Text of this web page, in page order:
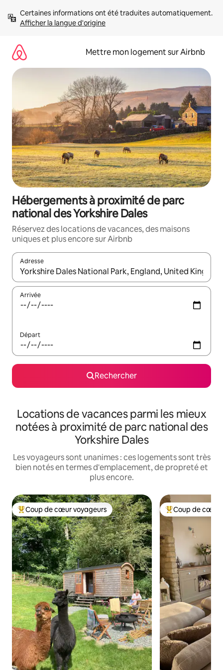
directement
Afficher la langue d'origine
Mettre mon logement sur Airbnb
Hébergements à proximité de parc
national des Yorkshire Dales
Réservez des locations de vacances, des maisons
uniques et plus encore sur Airbnb
Adresse
Lorsque les résultats s'affichent, utilisez les flèches vers le
Arrivée
Départ
Rechercher
Locations de vacances parmi les mieux
notées à proximité de parc national des
Yorkshire Dales
Les voyageurs sont unanimes : ces logements sont très
bien notés en termes d'emplacement, de propreté et
plus encore.
Coups de cœur voyageurs les plus appréciés
Coup de cœur voyageurs Coups de cœur
Coup de cœur